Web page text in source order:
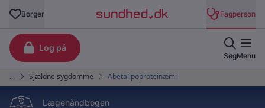
Lægehåndbogen